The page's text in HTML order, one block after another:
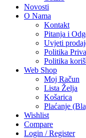
Novosti
O Nama
Kontakt
Pitanja i
Uvjeti
Politika
Politika
Web Shop
Moj Račun
Lista Želja
Košarica
Plaćanje
Wishlist
Compare
Login / Register